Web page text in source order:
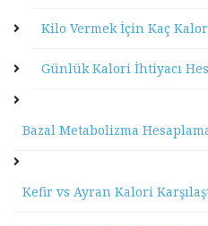
Kilo Vermek İçin Kaç
Günlük Kalori İhtiyacı
Bazal Metabolizma
Kefir vs Ayran Kalori